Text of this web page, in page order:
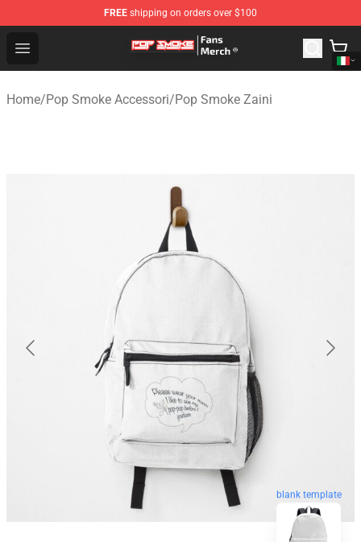
FREE shipping on orders over $100
Open menu
Pop Smoke Store - Official Pop Smoke Merchandise
Home/Pop Smoke Accessori/Pop Smoke Zaini
blank template